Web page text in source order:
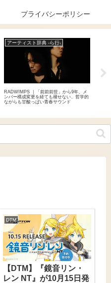
プライバシーポリシー
アーティスト辞典 -ら行-
RADWIMPS ｜「前前前世」から9年、メ
ンバー構成変更を経ても褪せない、哲学的
ながらも甘酸っぱい青春サウンド
DTM
【DTM】『鏡音リン・
レン NT』が10月15日発